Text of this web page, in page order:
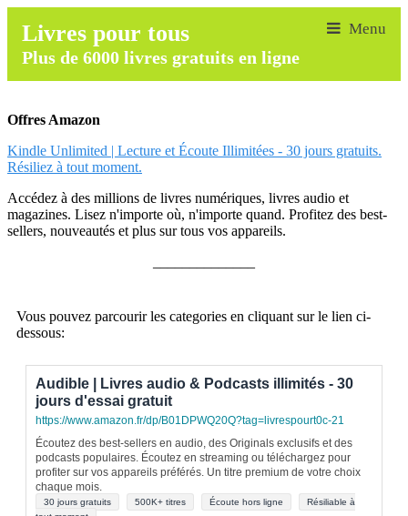
Livres pour tous
Plus de 6000 livres gratuits en ligne
Offres Amazon
Kindle Unlimited | Lecture et Écoute Illimitées - 30 jours gratuits.
Résiliez à tout moment.
Accédez à des millions de livres numériques, livres audio et
magazines. Lisez n'importe où, n'importe quand. Profitez des best-
sellers, nouveautés et plus sur tous vos appareils.
Vous pouvez parcourir les categories en cliquant sur le lien ci-
dessous:
Audible | Livres audio & Podcasts illimités - 30
jours d'essai gratuit
https://www.amazon.fr/dp/B01DPWQ20Q?tag=livrespourt0c-21
Écoutez des best-sellers en audio, des Originals exclusifs et des
podcasts populaires. Écoutez en streaming ou téléchargez pour
profiter sur vos appareils préférés. Un titre premium de votre choix
chaque mois.
30 jours gratuits 500K+ titres Écoute hors ligne
Résiliable à